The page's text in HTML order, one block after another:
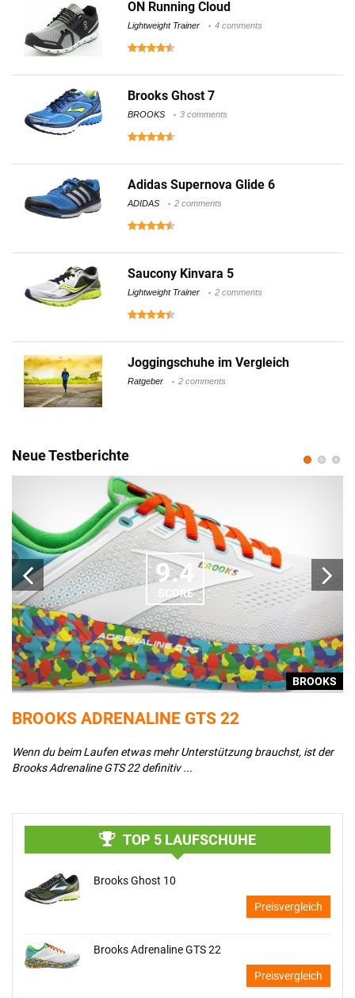
ON Running Cloud
Lightweight Trainer 4 comments
Brooks Ghost 7
BROOKS 3 comments
Adidas Supernova Glide 6
ADIDAS 2 comments
Saucony Kinvara 5
Lightweight Trainer 2 comments
Joggingschuhe im Vergleich
Ratgeber 2 comments
Neue Testberichte
9.4
SCORE
BROOKS
BROOKS ADRENALINE GTS 22
Wenn du beim Laufen etwas mehr Unterstützung brauchst, ist der
Brooks Adrenaline GTS 22 definitiv ...
TOP 5 LAUFSCHUHE
Brooks Ghost 10
Preisvergleich
Brooks Adrenaline GTS 22
Preisvergleich